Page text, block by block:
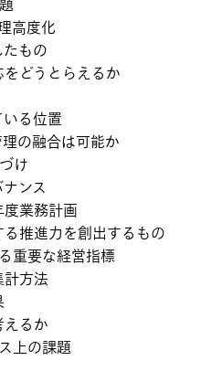
高度化
もの
どうとらえるか
る位置
の融合は可能か
け
ンス
業務計画
推進力を創出するもの
重要な経営指標
方法
るか
上の課題